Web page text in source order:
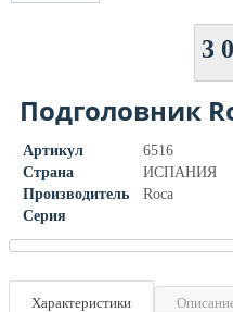
3
Подголовник
Артикул
6516
Страна
ИСПАНИЯ
Производитель
Roca
Серия
Характеристики